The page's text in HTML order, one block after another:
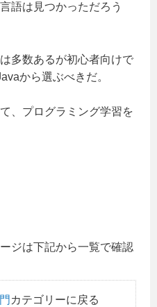
語は見つかっただろう
多数あるが初心者向けで
から選ぶべきだ。
、プログラミング学習を
ジは下記から一覧で確認
カテゴリーに戻る